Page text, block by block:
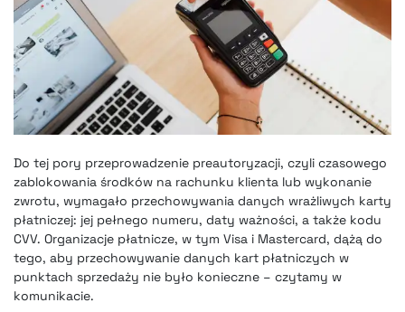
Do tej pory przeprowadzenie preautoryzacji, czyli czasowego
zablokowania środków na rachunku klienta lub wykonanie
zwrotu, wymagało przechowywania danych wrażliwych karty
płatniczej: jej pełnego numeru, daty ważności, a także kodu
CVV. Organizacje płatnicze, w tym Visa i Mastercard, dążą do
tego, aby przechowywanie danych kart płatniczych w
punktach sprzedaży nie było konieczne – czytamy w
komunikacie.